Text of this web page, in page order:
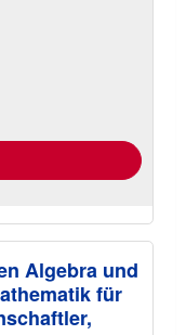
Algebra und
für